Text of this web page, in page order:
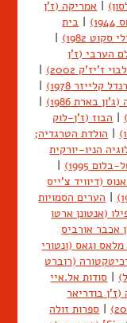
| אמריקה (ז'ן
| בית
1982)
|
הערבי (ז'ן
2002)
|
קלייזר 1978)
|
בארת 1986)
|
| הבוז (ז'ן-לוק
| הולדת הטרגדיה;
הניו-יורקית
1995)
|
(דיוויד צ'ייס
| הערים הסמויות
(אנטונן ארטו
אכבר אורביס
וגאס (ונטורי
(רוברט
| סודות אל.איי
(ז'ן בודריאר
| ספרות זולה